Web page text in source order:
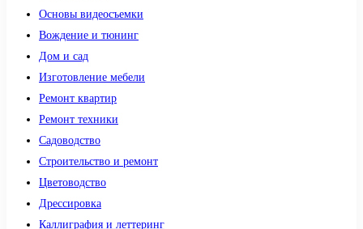
Основы видеосъемки
Вождение и тюнинг
Дом и сад
Изготовление мебели
Ремонт квартир
Ремонт техники
Садоводство
Строительство и ремонт
Цветоводство
Дрессировка
Каллиграфия и леттеринг